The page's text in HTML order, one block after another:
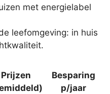
met energielabel
leefomgeving: in huis
Prijzen
Besparing
p/jaar